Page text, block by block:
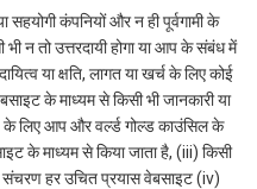
कंपनियों और न ही पूर्वगामी के
भी न तो उत्तरदायी होगा या आप के संबंध में
या क्षति, लागत या खर्च के लिए कोई
के माध्यम से किसी भी जानकारी या
के लिए आप और वर्ल्ड गोल्ड काउंसिल के
के माध्यम से किया जाता है, (iii) किसी
संचरण हर उचित प्रयास वेबसाइट (iv)